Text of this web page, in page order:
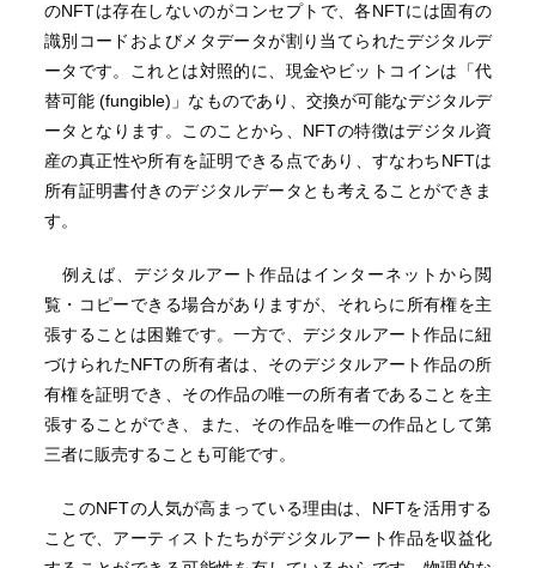
のNFTは存在しないのがコンセプトで、各NFTには固有の
識別コードおよびメタデータが割り当てられたデジタルデ
ータです。これとは対照的に、現金やビットコインは「代
替可能 (fungible)」なものであり、交換が可能なデジタルデ
ータとなります。このことから、NFTの特徴はデジタル資
産の真正性や所有を証明できる点であり、すなわちNFTは
所有証明書付きのデジタルデータとも考えることができま
す。
例えば、デジタルアート作品はインターネットから閲
覧・コピーできる場合がありますが、それらに所有権を主
張することは困難です。一方で、デジタルアート作品に紐
づけられたNFTの所有者は、そのデジタルアート作品の所
有権を証明でき、その作品の唯一の所有者であることを主
張することができ、また、その作品を唯一の作品として第
三者に販売することも可能です。
このNFTの人気が高まっている理由は、NFTを活用する
ことで、アーティストたちがデジタルアート作品を収益化